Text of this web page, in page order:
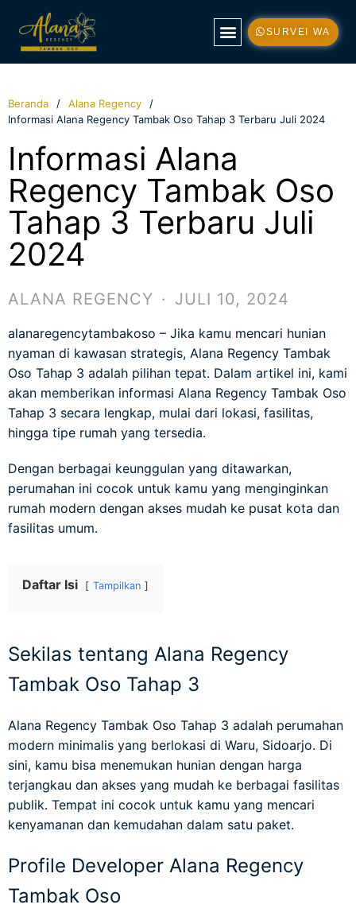
SURVEI WA
Beranda
Alana Regency
Informasi Alana Regency Tambak Oso Tahap 3 Terbaru Juli 2024
Informasi Alana
Regency Tambak Oso
Tahap 3 Terbaru Juli
2024
ALANA REGENCY · JULI 10, 2024
alanaregencytambakoso – Jika kamu mencari hunian
nyaman di kawasan strategis, Alana Regency Tambak
Oso Tahap 3 adalah pilihan tepat. Dalam artikel ini, kami
akan memberikan informasi Alana Regency Tambak Oso
Tahap 3 secara lengkap, mulai dari lokasi, fasilitas,
hingga tipe rumah yang tersedia.
Dengan berbagai keunggulan yang ditawarkan,
perumahan ini cocok untuk kamu yang menginginkan
rumah modern dengan akses mudah ke pusat kota dan
fasilitas umum.
Daftar Isi Tampilkan
Sekilas tentang Alana Regency
Tambak Oso Tahap 3
Alana Regency Tambak Oso Tahap 3 adalah perumahan
modern minimalis yang berlokasi di Waru, Sidoarjo. Di
sini, kamu bisa menemukan hunian dengan harga
terjangkau dan akses yang mudah ke berbagai fasilitas
publik. Tempat ini cocok untuk kamu yang mencari
kenyamanan dan kemudahan dalam satu paket.
Profile Developer Alana Regency
Tambak Oso